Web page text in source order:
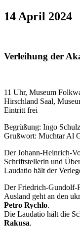
14 April 2024
Verleihung der
11 Uhr, Museum
Hirschland Saal,
Eintritt frei
Begrüßung: Ingo
Grußwort: Muchtar Al
Der Johann-Heinrich-
Schriftstellerin und
Laudatio hält der
Der Friedrich-Gundolf-
Ausland geht an den
Petro Rychlo.
Die Laudatio hält die
Rakusa.